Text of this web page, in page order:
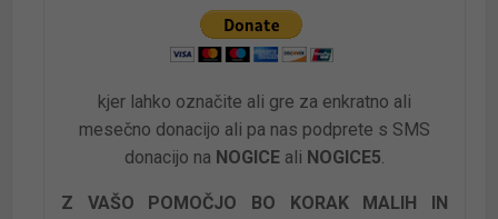
kjer lahko označite ali gre za enkratno ali
mesečno donacijo ali pa nas podprete s SMS
donacijo na NOGICEali NOGICE5.
Z VAŠO POMOČJO BO KORAK MALIH IN